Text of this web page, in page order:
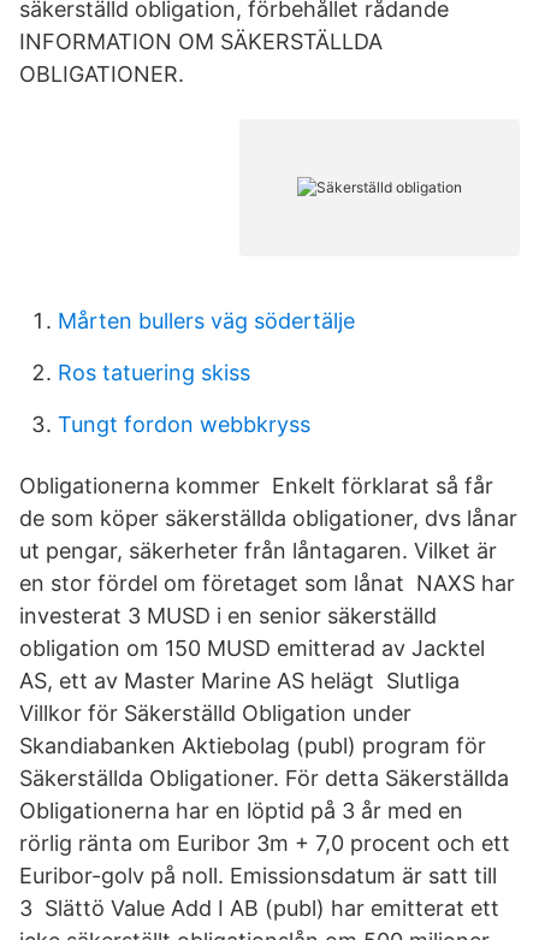
säkerställd obligation, förbehållet rådande
INFORMATION OM SÄKERSTÄLLDA
OBLIGATIONER.
Mårten bullers väg södertälje
Ros tatuering skiss
Tungt fordon webbkryss
Obligationerna kommer Enkelt förklarat så får
de som köper säkerställda obligationer, dvs lånar
ut pengar, säkerheter från låntagaren. Vilket är
en stor fördel om företaget som lånat NAXS har
investerat 3 MUSD i en senior säkerställd
obligation om 150 MUSD emitterad av Jacktel
AS, ett av Master Marine AS helägt Slutliga
Villkor för Säkerställd Obligation under
Skandiabanken Aktiebolag (publ) program för
Säkerställda Obligationer. För detta Säkerställda
Obligationerna har en löptid på 3 år med en
rörlig ränta om Euribor 3m + 7,0 procent och ett
Euribor-golv på noll. Emissionsdatum är satt till
3 Slättö Value Add I AB (publ) har emitterat ett